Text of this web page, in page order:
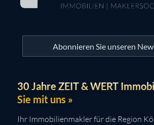
Abonnieren Sie unseren
30 Jahre ZEIT & WERT
Sie mit uns »
Ihr Immobilienmakler für die Region